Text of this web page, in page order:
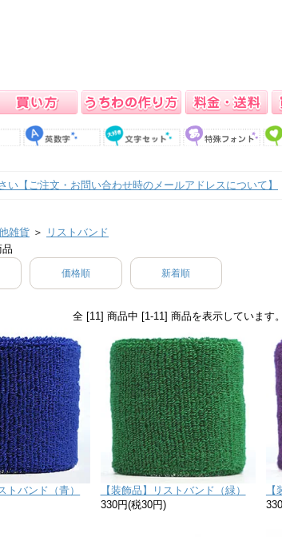
い【ご注文・お問い合わせ時のメールアドレスについて】
雑貨 ＞
リストバンド
価格順 新着順
全 [11] 商品中 [1-11] 商品を表示しています
トバンド（青）
【装飾品】リストバンド（緑）
330円(税30円)